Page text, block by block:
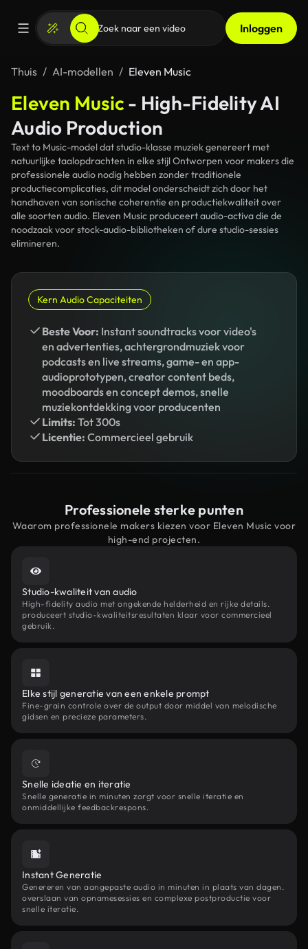
Inloggen
Thuis AI-modellen Eleven Music
Eleven Music - High-Fidelity AI
Audio Production
Text to Music-model dat studio-klasse muziek genereert met
natuurlijke taalopdrachten in elke stijl Ontworpen voor makers die
professionele audio nodig hebben zonder traditionele
productiecomplicaties, dit model onderscheidt zich door het
handhaven van sonische coherentie en productiekwaliteit over
alle soorten audio. Eleven Music produceert audio-activa die de
noodzaak voor stock-audio-bibliotheken of dure studio-sessies
elimineren.
Kern Audio Capaciteiten
Beste Voor: Instant soundtracks voor video's
en advertenties, achtergrondmuziek voor
podcasts en live streams, game- en app-
audioprototypen, creator content beds,
moodboards en concept demos, snelle
muziekontdekking voor producenten
Limits: Tot 300s
Licentie: Commercieel gebruik
Professionele sterke punten
Waarom professionele makers kiezen voor Eleven Music voor
high-end projecten.
Studio-kwaliteit van audio
High-fidelity audio met ongekende helderheid en rijke details.
produceert studio-kwaliteitsresultaten klaar voor commercieel
gebruik.
Elke stijl generatie van een enkele prompt
Fine-grain controle over de output door middel van melodische
gidsen en precieze parameters.
Snelle ideatie en iteratie
Snelle generatie in minuten zorgt voor snelle iteratie en
onmiddellijke feedbackrespons.
Instant Generatie
Genereren van aangepaste audio in minuten in plaats van dagen.
overslaan van opnamesessies en complexe postproductie voor
snelle iteratie.